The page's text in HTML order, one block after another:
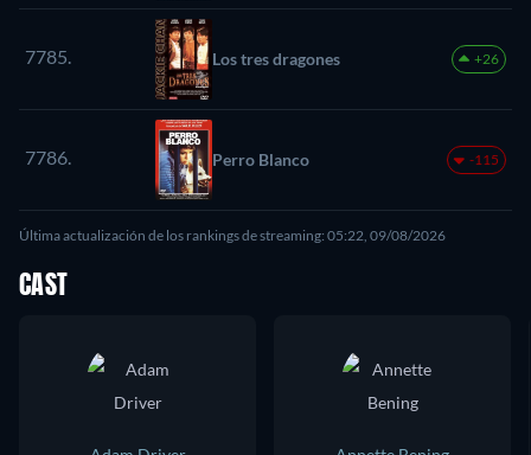
7785. Los tres dragones +26
7786. Perro Blanco -115
Última actualización de los rankings de streaming: 05:22, 09/08/2026
CAST